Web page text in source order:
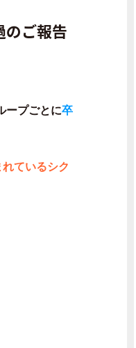
のご報告
ープごとに卒
ているシク